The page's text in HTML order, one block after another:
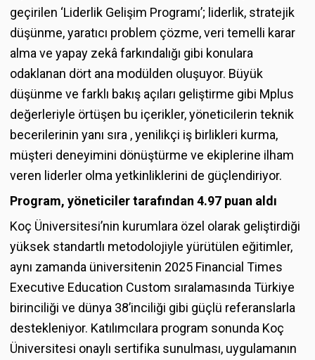
geçirilen ‘Liderlik Gelişim Programı’; liderlik, stratejik
düşünme, yaratıcı problem çözme, veri temelli karar
alma ve yapay zekâ farkındalığı gibi konulara
odaklanan dört ana modülden oluşuyor. Büyük
düşünme ve farklı bakış açıları geliştirme gibi Mplus
değerleriyle örtüşen bu içerikler, yöneticilerin teknik
becerilerinin yanı sıra , yenilikçi iş birlikleri kurma,
müşteri deneyimini dönüştürme ve ekiplerine ilham
veren liderler olma yetkinliklerini de güçlendiriyor.
Program, yöneticiler tarafından 4.97 puan aldı
Koç Üniversitesi’nin kurumlara özel olarak geliştirdiği
yüksek standartlı metodolojiyle yürütülen eğitimler,
aynı zamanda üniversitenin 2025 Financial Times
Executive Education Custom sıralamasında Türkiye
birinciliği ve dünya 38’inciliği gibi güçlü referanslarla
destekleniyor. Katılımcılara program sonunda Koç
Üniversitesi onaylı sertifika sunulması, uygulamanın